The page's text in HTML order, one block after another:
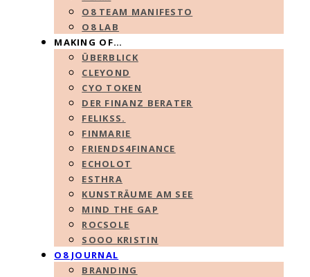
O8 TEAM MANIFESTO
O8 LAB
MAKING OF…
ÜBERBLICK
CLEYOND
CYO TOKEN
DER FINANZ BERATER
FELIKSS.
FINMARIE
FRIENDS4FINANCE
ECHOLOT
ESTHRA
KUNSTRÄUME AM SEE
MIND THE GAP
ROCSOLE
SOOO KRISTIN
O8 JOURNAL
BRANDING